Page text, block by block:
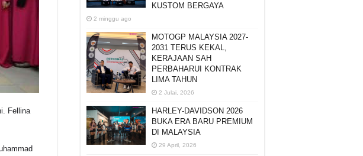
Fellina
KUSTOM BERGAYA
2 minggu ago
MOTOGP MALAYSIA 2027-
2031 TERUS KEKAL,
KERAJAAN SAH
PERBAHARUI KONTRAK
LIMA TAHUN
2 Julai, 2026
HARLEY-DAVIDSON 2026
BUKA ERA BARU PREMIUM
DI MALAYSIA
29 April, 2026